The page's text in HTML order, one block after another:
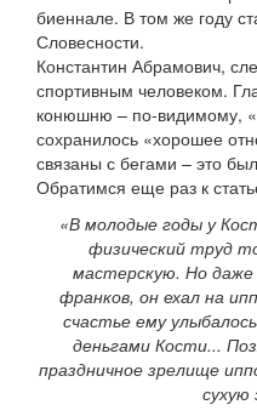
биеннале. В том же году
Словесности.
Константин Абрамович,
спортивным человеком.
конюшню – по-видимому,
сохранилось «хорошее
связаны с бегами – это
Обратимся еще раз к
«В молодые годы у
физический труд
мастерскую. Но
франков, он ехал на
счастье ему
деньгами Кости...
праздничное зрелище
сухую